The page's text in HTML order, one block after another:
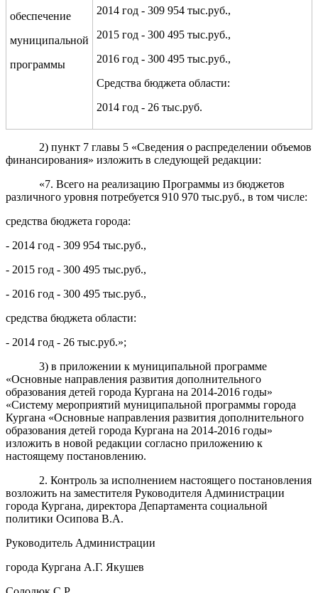
обеспечение
муниципальной
программы
2014 год - 309 954 тыс.руб.,
2015 год - 300 495 тыс.руб.,
2016 год - 300 495 тыс.руб.,
Средства бюджета области:
2014 год - 26 тыс.руб.
2) пункт 7 главы 5 «Сведения о распределении объемов
финансирования» изложить в следующей редакции:
«7. Всего на реализацию Программы из бюджетов
различного уровня потребуется 910 970 тыс.руб., в том числе:
средства бюджета города:
- 2014 год - 309 954 тыс.руб.,
- 2015 год - 300 495 тыс.руб.,
- 2016 год - 300 495 тыс.руб.,
средства бюджета области:
- 2014 год - 26 тыс.руб.»;
3) в приложении к муниципальной программе
«Основные направления развития дополнительного
образования детей города Кургана на 2014-2016 годы»
«Систему мероприятий муниципальной программы города
Кургана «Основные направления развития дополнительного
образования детей города Кургана на 2014-2016 годы»
изложить в новой редакции согласно приложению к
настоящему постановлению.
2. Контроль за исполнением настоящего постановления
возложить на заместителя Руководителя Администрации
города Кургана, директора Департамента социальной
политики Осипова В.А.
Руководитель Администрации
города Кургана А.Г. Якушев